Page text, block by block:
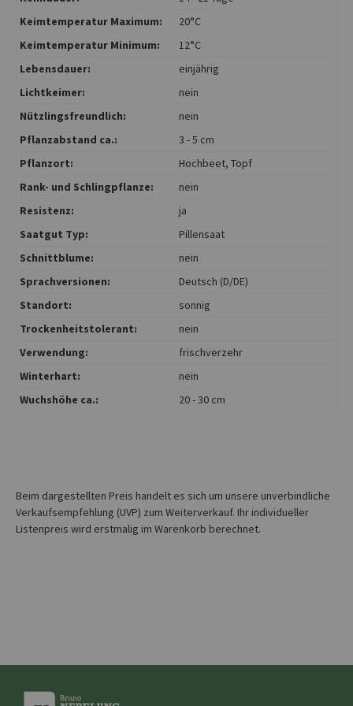
Keimtemperatur Maximum:
20°C
Keimtemperatur Minimum:
12°C
Lebensdauer:
einjährig
Lichtkeimer:
nein
Nützlingsfreundlich:
nein
Pflanzabstand ca.:
3 - 5 cm
Pflanzort:
Hochbeet, Topf
Rank- und Schlingpflanze:
nein
Resistenz:
ja
Saatgut Typ:
Pillensaat
Schnittblume:
nein
Sprachversionen:
Deutsch (D/DE)
Standort:
sonnig
Trockenheitstolerant:
nein
Verwendung:
frischverzehr
Winterhart:
nein
Wuchshöhe ca.:
20 - 30 cm
Beim dargestellten Preis handelt es sich um unsere unverbindliche
Verkaufsempfehlung (UVP) zum Weiterverkauf. Ihr individueller
Listenpreis wird erstmalig im Warenkorb berechnet.